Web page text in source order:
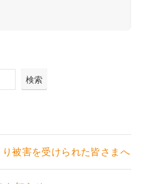
検索
被害を受けられた皆さまへ